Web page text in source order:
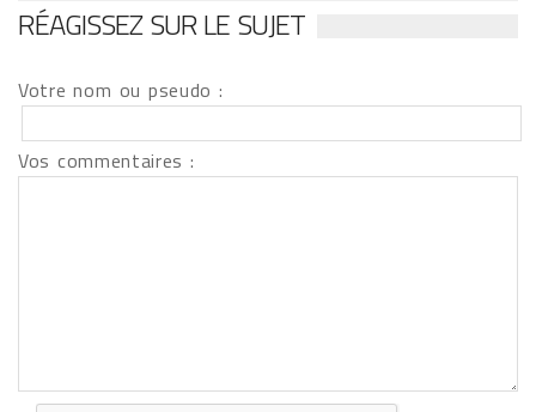
RÉAGISSEZ SUR LE SUJET
Votre nom ou pseudo :
Vos commentaires :